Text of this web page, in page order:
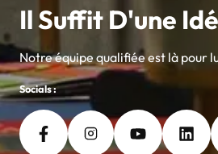
Il Suffit D'une
Notre équipe qualifiée est là pour
Socials :